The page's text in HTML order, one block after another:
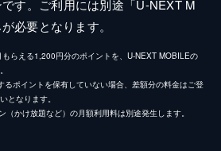
す。ご利用には別途「U-NEXT M
必要となります。
らえる1,200円分のポイントを、U-NEXT MOBILEの
るポイントを保有していない場合、差額分の料金はご登
となります。
かけ放題など）の月額利用料は別途発生します。